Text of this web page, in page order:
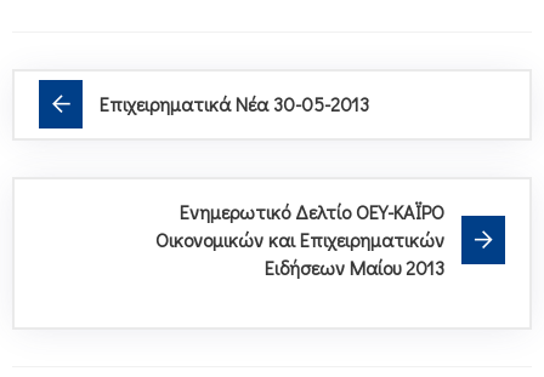
Επιχειρηματικά Νέα 30-05-2013
Ενημερωτικό Δελτίο ΟΕΥ-ΚΑΪΡΟ
Οικονομικών και Επιχειρηματικών
Ειδήσεων Μαίου 2013